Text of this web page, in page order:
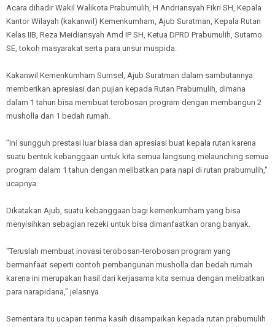
Acara dihadir Wakil Walikota Prabumulih, H Andriansyah Fikri SH, Kepala
Kantor Wilayah (kakanwil) Kemenkumham, Ajub Suratman, Kepala Rutan
Kelas IIB, Reza Meidiansyah Amd IP SH, Ketua DPRD Prabumulih, Sutarno
SE, tokoh masyarakat serta para unsur muspida.
Kakanwil Kemenkumham Sumsel, Ajub Suratman dalam sambutannya
memberikan apresiasi dan pujian kepada Rutan Prabumulih, dimana
dalam 1 tahun bisa membuat terobosan program dengan membangun 2
musholla dan 1 bedah rumah.
"Ini sungguh prestasi luar biasa dan apresiasi buat kepala rutan karena
suatu bentuk kebanggaan untuk kita semua langsung melaunching semua
program dalam 1 tahun dengan melibatkan para napi di rutan prabumulih,"
ucapnya.
Dikatakan Ajub, suatu kebanggaan bagi kemenkumham yang bisa
menyisihkan sebagian rezeki untuk bisa dimanfaatkan orang banyak.
"Teruslah membuat inovasi terobosan-terobosan program yang
bermanfaat seperti contoh pembangunan musholla dan bedah rumah
karena ini merupakan hasil dari kerjasama kita semua dengan melibatkan
para narapidana," jelasnya.
Sementara itu ucapan terima kasih disampaikan kepada rutan prabumulih